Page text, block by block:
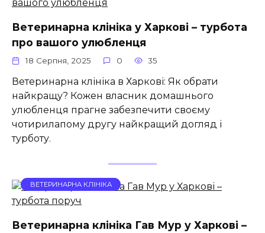
Ветеринарна клініка у Харкові – турбота
про вашого улюбленця
18 Серпня, 2025 0 35
Ветеринарна клініка в Харкові: Як обрати
найкращу? Кожен власник домашнього
улюбленця прагне забезпечити своєму
чотирилапому другу найкращий догляд і
турботу.
ВЕТЕРИНАРНА КЛІНІКА
Ветеринарна клініка Гав Мур у Харкові –